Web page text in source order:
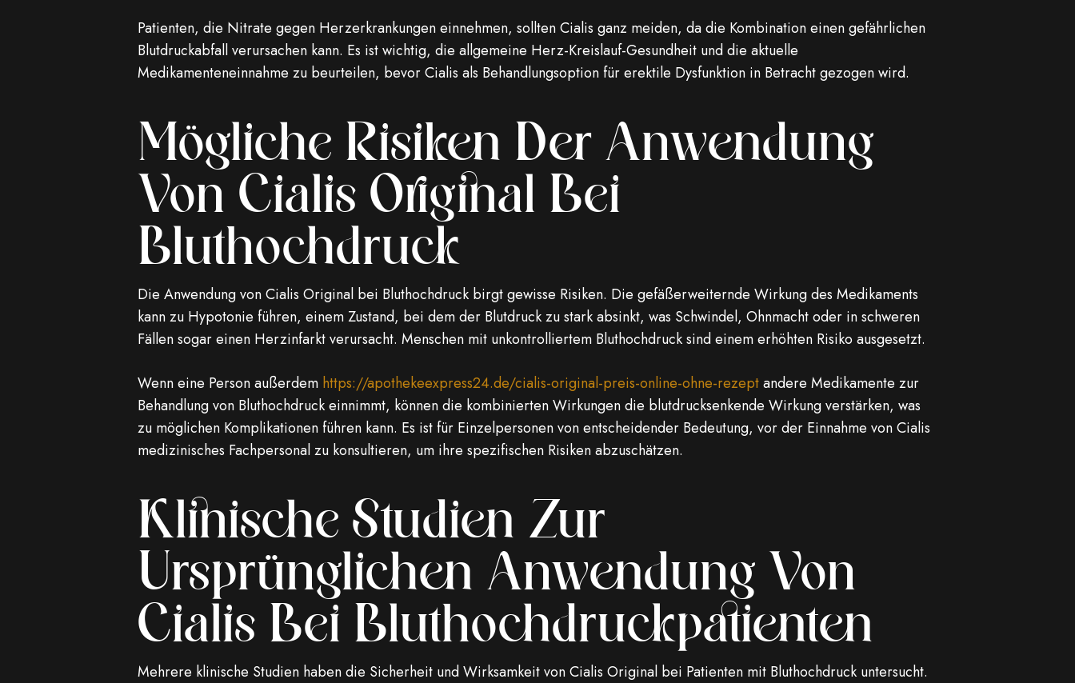
Patienten, die Nitrate gegen Herzerkrankungen einnehmen, sollten Cialis ganz meiden, da die Kombination einen gefährlichen
Blutdruckabfall verursachen kann. Es ist wichtig, die allgemeine Herz-Kreislauf-Gesundheit und die aktuelle
Medikamenteneinnahme zu beurteilen, bevor Cialis als Behandlungsoption für erektile Dysfunktion in Betracht gezogen wird.
Mögliche Risiken Der Anwendung
Von Cialis Original Bei
Bluthochdruck
Die Anwendung von Cialis Original bei Bluthochdruck birgt gewisse Risiken. Die gefäßerweiternde Wirkung des Medikaments
kann zu Hypotonie führen, einem Zustand, bei dem der Blutdruck zu stark absinkt, was Schwindel, Ohnmacht oder in schweren
Fällen sogar einen Herzinfarkt verursacht. Menschen mit unkontrolliertem Bluthochdruck sind einem erhöhten Risiko ausgesetzt.
Wenn eine Person außerdem https://apothekeexpress24.de/cialis-original-preis-online-ohne-rezeptandere Medikamente zur
Behandlung von Bluthochdruck einnimmt, können die kombinierten Wirkungen die blutdrucksenkende Wirkung verstärken, was
zu möglichen Komplikationen führen kann. Es ist für Einzelpersonen von entscheidender Bedeutung, vor der Einnahme von Cialis
medizinisches Fachpersonal zu konsultieren, um ihre spezifischen Risiken abzuschätzen.
Klinische Studien Zur
Ursprünglichen Anwendung Von
Cialis Bei Bluthochdruckpatienten
Mehrere klinische Studien haben die Sicherheit und Wirksamkeit von Cialis Original bei Patienten mit Bluthochdruck untersucht.